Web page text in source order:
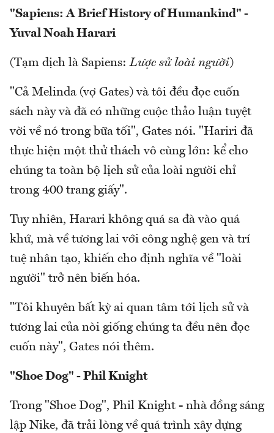
"Sapiens: A Brief History of Humankind" -
Yuval Noah Harari
(Tạm dịch là Sapiens:Lược sử loài người)
"Cả Melinda (vợ Gates) và tôi đều đọc cuốn
sách này và đã có những cuộc thảo luận tuyệt
vời về nó trong bữa tối", Gates nói. "Hariri đã
thực hiện một thử thách vô cùng lớn: kể cho
chúng ta toàn bộ lịch sử của loài người chỉ
trong 400 trang giấy".
Tuy nhiên, Harari không quá sa đà vào quá
khứ, mà về tương lai với công nghệ gen và trí
tuệ nhân tạo, khiến cho định nghĩa về "loài
người" trở nên biến hóa.
"Tôi khuyên bất kỳ ai quan tâm tới lịch sử và
tương lai của nòi giống chúng ta đều nên đọc
cuốn này", Gates nói thêm.
"Shoe Dog" - Phil Knight
Trong "Shoe Dog", Phil Knight - nhà đồng sáng
lập Nike, đã trải lòng về quá trình xây dựng